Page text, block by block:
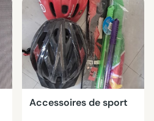
Accessoires de sport